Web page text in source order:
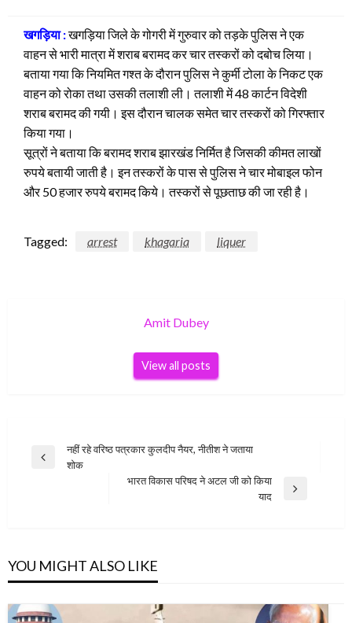
खगड़िया :खगड़िया जिले के गोगरी में गुरुवार को तड़के पुलिस ने एक
वाहन से भारी मात्रा में शराब बरामद कर चार तस्करों को दबोच लिया।
बताया गया कि नियमित गश्त के दौरान पुलिस ने कुर्मी टोला के निकट एक
वाहन को रोका तथा उसकी तलाशी ली। तलाशी में 48 कार्टन विदेशी
शराब बरामद की गयी। इस दौरान चालक समेत चार तस्करों को गिरफ्तार
किया गया।
सूत्रों ने बताया कि बरामद शराब झारखंड निर्मित है जिसकी कीमत लाखों
रुपये बतायी जाती है। इन तस्करों के पास से पुलिस ने चार मोबाइल फोन
और 50 हजार रुपये बरामद किये। तस्करों से पूछताछ की जा रही है।
Tagged: arrest khagaria liquer
Amit Dubey
View all posts
Post
navigation
Previous
नहीं रहे वरिष्ठ पत्रकार कुलदीप नैयर, नीतीश ने जताया
शोक
भारत विकास परिषद ने अटल जी को किया
याद
YOU MIGHT ALSO LIKE